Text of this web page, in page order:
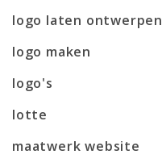
logo laten ontwerpen
logo maken
logo's
lotte
maatwerk website